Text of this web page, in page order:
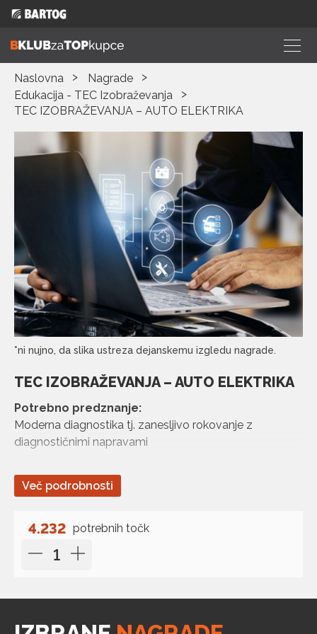
Naslovna
Nagrade
Edukacija - TEC Izobraževanja
TEC IZOBRAŽEVANJA – AUTO ELEKTRIKA
*ni nujno, da slika ustreza dejanskemu izgledu nagrade.
TEC IZOBRAŽEVANJA – AUTO ELEKTRIKA
Potrebno predznanje:
Moderna diagnostika tj. zanesljivo rokovanje z
diagnostičnimi napravami
Cilj seminarja:
Pravilna diagnoza električnih komponent
testiranjem vozila.
Možnosti merjenja z multimetrom in njegove meje
Pravilna interpretacija dobljenih izmerjenih vrednosti in
njihova ocena.
Na podlagi dobljenih izmerjenih rezultatov bodo
prebral električne sheme in iz njih prepoznal vse
Več podrobnosti
4.232 potrebnih točk